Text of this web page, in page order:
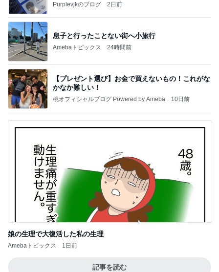
Purplevjkのブログ 2日前
息子と行ったことない街へ小旅行
Amebaトピックス 24時間前
【プレゼント選び】お金で買えないもの！これがな
かなか難しい！
桃オフィシャルブログ Powered by Ameba 10日前
娘の生理で大復活した私の生理
Amebaトピックス 1日前
記事を読む